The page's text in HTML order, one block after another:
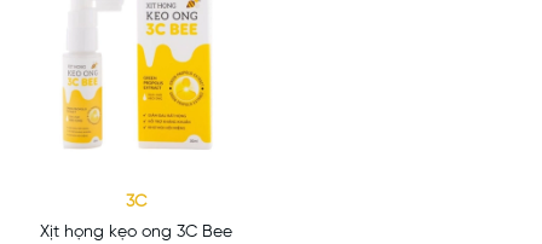
3C
Xịt họng kẹo ong 3C Bee